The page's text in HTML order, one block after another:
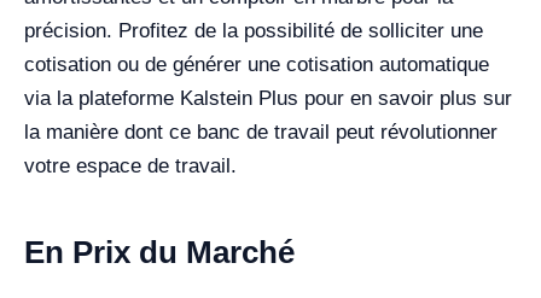
précision. Profitez de la possibilité de solliciter une
cotisation ou de générer une cotisation automatique
via la plateforme Kalstein Plus pour en savoir plus sur
la manière dont ce banc de travail peut révolutionner
votre espace de travail.
En Prix du Marché